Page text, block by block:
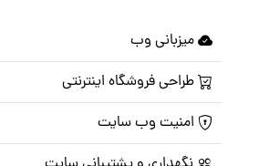
میزبانی وب
طراحی فروشگاه اینترنتی
امنیت وب سایت